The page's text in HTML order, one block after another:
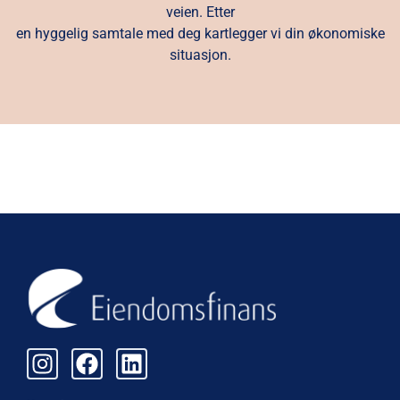
veien. Etter
en hyggelig samtale med deg kartlegger vi din økonomiske
situasjon.